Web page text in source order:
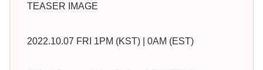
TEASER IMAGE
2022.10.07 FRI 1PM (KST) | 0AM (EST)